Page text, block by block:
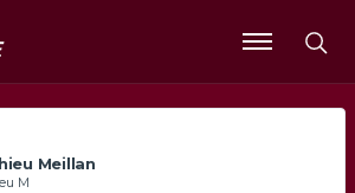
Ouvrir
le
Meillan
M